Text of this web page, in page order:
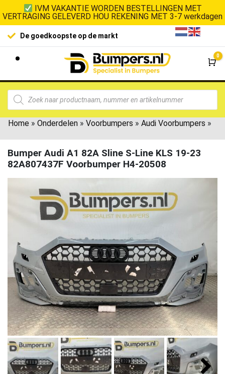
IVM VAKANTIE WORDEN BESTELLINGEN MET
VERTRAGING GELEVERD HOU REKENING MET 3-7 werkdagen
De goedkoopste op de markt
0
Home » Onderdelen » Voorbumpers » Audi Voorbumpers »
Bumper Audi A1 82A Sline S-Line KLS 19-23
82A807437F Voorbumper H4-20508